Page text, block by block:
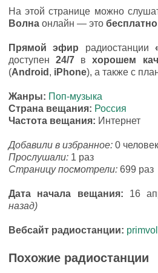
На этой странице можно
Волна онлайн — это бесплатно
Прямой эфир радиостанции
доступен24/7 вхорошем
(Android , iPhone), а также с
Жанры: Поп-музыка
Страна вещания: Россия
Частота вещания: Интернет
Добавили в избранное: 0 человек
Прослушали: 1 раз
Страницу посмотрели: 699 раз
Дата начала вещания: 16
назад)
Вебсайт радиостанции:
Похожие радиостанции